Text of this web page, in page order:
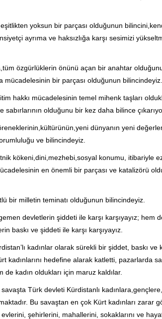
eşitlikten yoksun bir parçası olduğunun
ayrıma ve haksızlığa karşı sesimizi
özgürlüklerin önünü açan bir anahtar
mücadelesinin bir parçası olduğunun bilincindeyiz.
hakkı mücadelesinin temel mihenk taşları
olduğunu bir kez daha bilince
dünyanın yeni
ve bilincindeyiz.
kökeni,dini,mezhebi,sosyal konumu, itibariyle
en önemli bir parçası ve katalizörü
bir milletin teminatı olduğunun bilincindeyiz.
devletlerin şiddeti ile karşı karşıyayız; hem
baskı ve şiddeti ile karşı karşıyayız.
kadınlar olarak sürekli bir şiddet, baskı ve
kadınlarını hedefine alarak katletti, pazarlarda
kadın oldukları için maruz kaldılar.
Türk devleti Kürdistanlı
Bu savaştan en çok Kürt kadınları zarar
şehirlerini, mahallerini, sokaklarını ve